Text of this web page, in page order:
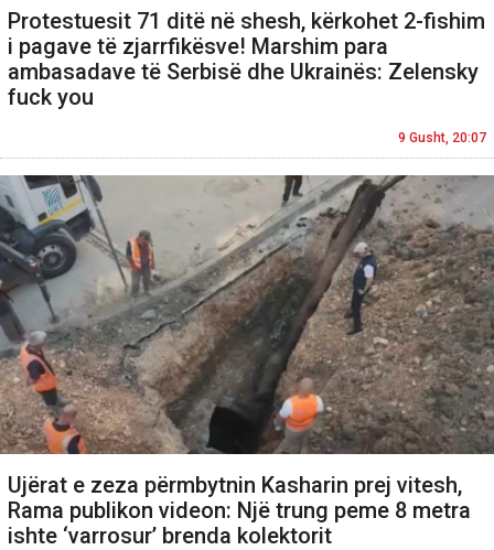
Protestuesit 71 ditë në shesh, kërkohet 2-fishim
i pagave të zjarrfikësve! Marshim para
ambasadave të Serbisë dhe Ukrainës: Zelensky
fuck you
9 Gusht, 20:07
Ujërat e zeza përmbytnin Kasharin prej vitesh,
Rama publikon videon: Një trung peme 8 metra
ishte ‘varrosur’ brenda kolektorit